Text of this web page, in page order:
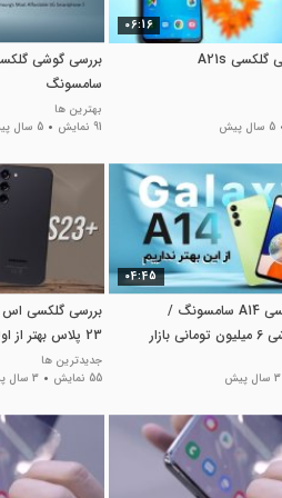
06:16
جعبه گشایی گلکسی A21s
5 سال پیش
سامسونگ
بهترین ها
91 نمایش
5 سال پیش
04:45
بررسی گلکسی A14 سامسونگ /
3 سال پیش
23 پلاس بهتر از اولترا؟
جدیدترین ها
55 نمایش
3 سال پیش